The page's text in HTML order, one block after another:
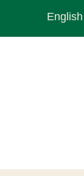
English